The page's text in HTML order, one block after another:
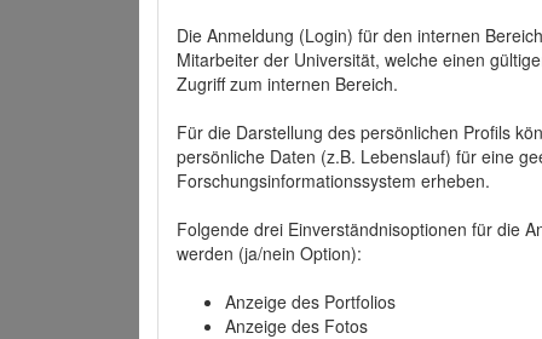
Die Anmeldung (Login) für den internen
Mitarbeiter der Universität, welche einen
Zugriff zum internen Bereich.
Für die Darstellung des persönlichen Profils
persönliche Daten (z.B. Lebenslauf) für eine
Forschungsinformationssystem erheben.
Folgende drei Einverständnisoptionen für die
werden (ja/nein Option):
Anzeige des Portfolios
Anzeige des Fotos